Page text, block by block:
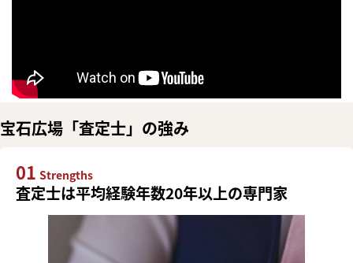
宝石広場「査定士」の強み
01 Strengths
査定士は平均経験年数20年以上の専門家